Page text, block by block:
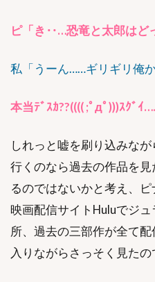
ピ「き‥…恐竜と太郎はど
私「うーん……ギリギリ俺か
本当ﾃﾞｽｶ??(((( ;ﾟдﾟ)))ｽｸﾞｲ
しれっと嘘を刷り込みな
行くのなら過去の作品を
るのではないかと考え、
映画配信サイトHuluでジ
所、過去の三部作が全て
入りながらさっそく見たの